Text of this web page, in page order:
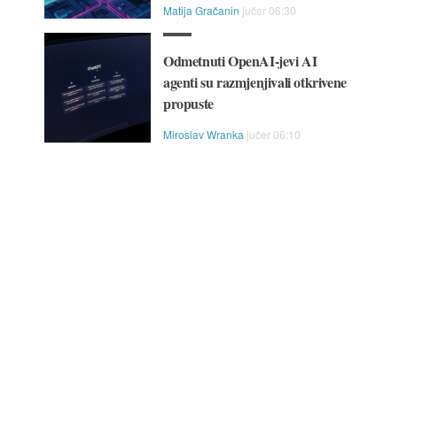
Matija Gračanin jučer 06:30
Odmetnuti OpenAI-jevi AI
agenti su razmjenjivali otkrivene
propuste
Miroslav Wranka jučer 06:10